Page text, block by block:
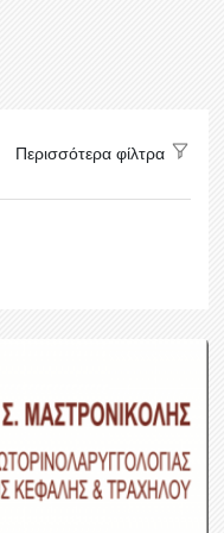
Περισσότερα φίλτρα